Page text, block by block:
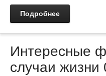
Подробнее
Интересные
случаи жизни